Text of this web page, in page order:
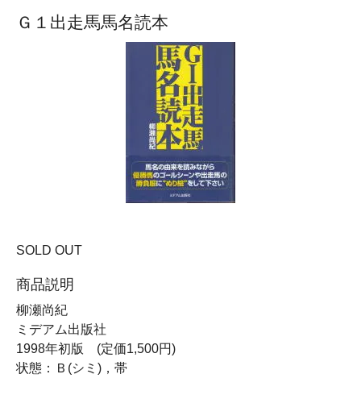
Ｇ１出走馬馬名読本
SOLD OUT
商品説明
柳瀬尚紀
ミデアム出版社
1998年初版 (定価1,500円)
状態：Ｂ(シミ)，帯